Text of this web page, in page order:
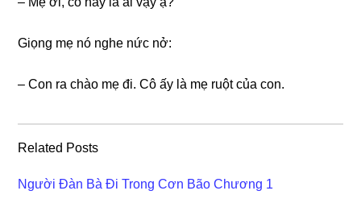
Giọnɡ mẹ nó nghe nức nở:
– Con ra chào mẹ đi. Cô ấy là mẹ ruột của con.
Related Posts
Người Đàn Bà Đi Trong Cơn Bão Chương 1